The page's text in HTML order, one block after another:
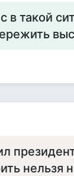
в такой
нельзя